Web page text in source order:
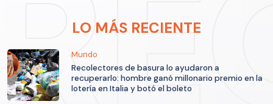
LO MÁS RECIENTE
Mundo
Recolectores de basura lo ayudaron a
recuperarlo: hombre ganó millonario premio en la
lotería en Italia y botó el boleto